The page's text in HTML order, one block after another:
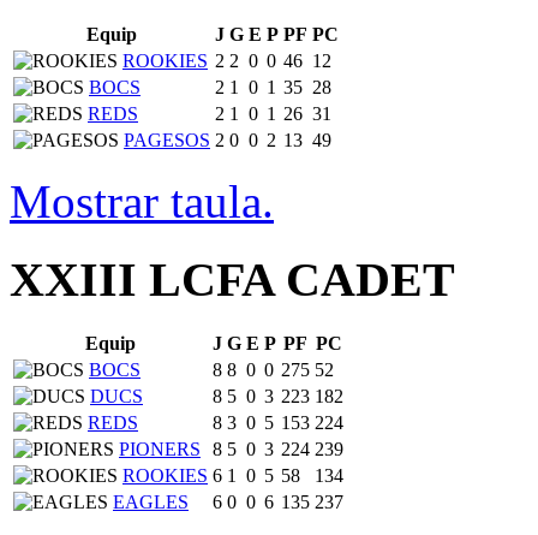
Equip J G E P PF PC
ROOKIES 2 2 0 0 46 12
BOCS
2 1 0 1 35 28
REDS
2 1 0 1 26 31
PAGESOS 2 0 0 2 13 49
Mostrar taula.
XXIII LCFA CADET
Equip J G E P PF PC
BOCS
8 8 0 0 275 52
DUCS
8 5 0 3 223 182
REDS
8 3 0 5 153 224
PIONERS
8 5 0 3 224 239
ROOKIES 6 1 0 5 58
134
EAGLES
6 0 0 6 135 237